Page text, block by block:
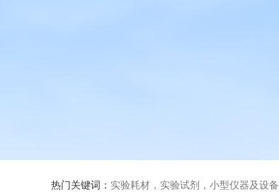
热门关键词： 实验耗材，实验试剂，小型仪器及设备